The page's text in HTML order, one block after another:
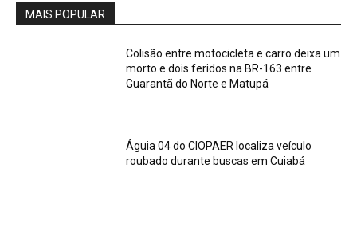
MAIS POPULAR
Colisão entre motocicleta e carro deixa um
morto e dois feridos na BR-163 entre
Guarantã do Norte e Matupá
Águia 04 do CIOPAER localiza veículo
roubado durante buscas em Cuiabá